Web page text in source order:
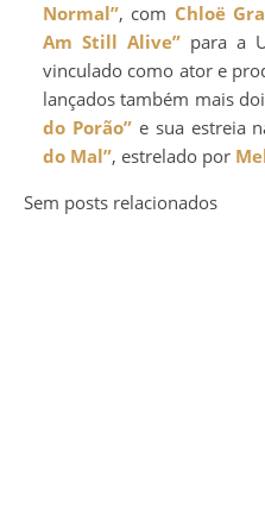
Normal”, com Chloë
Am Still Alive” para a
vinculado como ator e
lançados também mais
do Porão”e sua estreia
do Mal”, estrelado por
Sem posts relacionados